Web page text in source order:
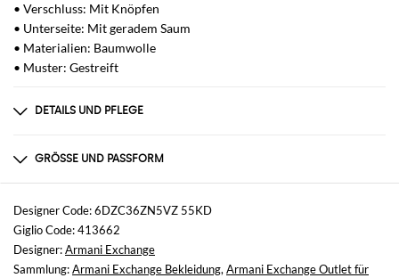
• Verschluss: Mit Knöpfen
• Unterseite: Mit geradem Saum
• Materialien: Baumwolle
• Muster: Gestreift
DETAILS UND PFLEGE
COTTON 100%
GRÖSSE UND PASSFORM
Größen
nicht verfügbar
Größe und Passform
Slim-Fit
Designer Code: 6DZC36ZN5VZ 55KD
Giglio Code: 413662
Designer:Armani Exchange
Sammlung:Armani Exchange Bekleidung, Armani Exchange Outlet für